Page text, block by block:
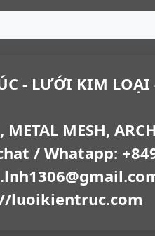
- LƯỚI KIM
METAL MESH,
/ Whatapp:
luoikientruc.com